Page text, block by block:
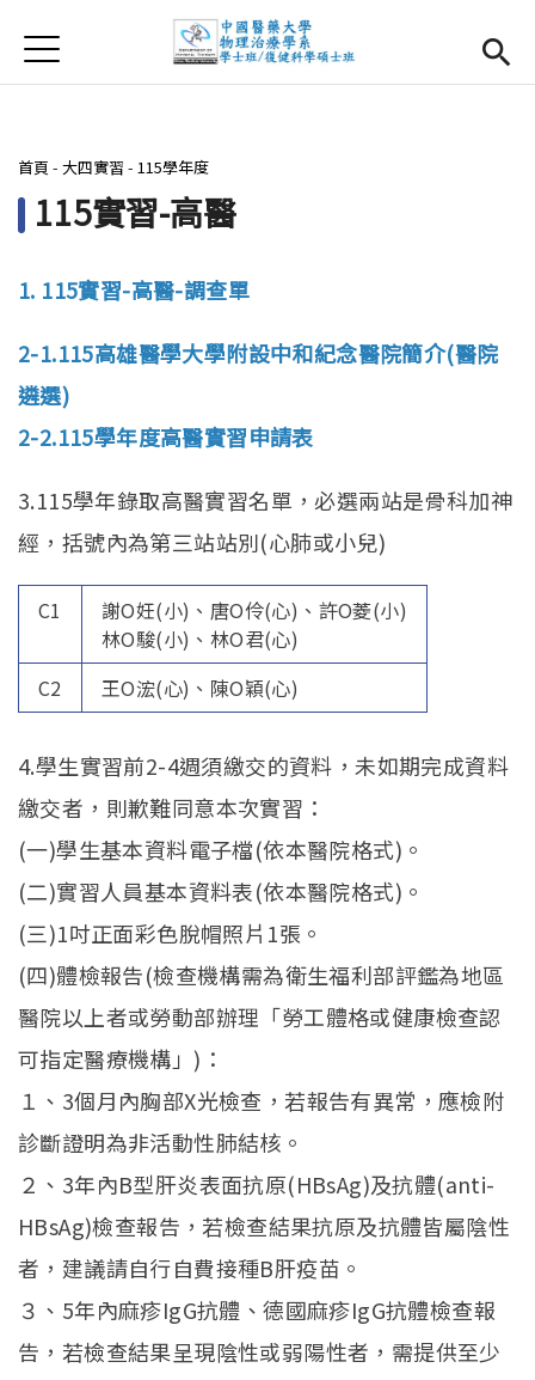
首頁
首頁
系所簡介
Open
大四實習
相關辦法
活動集錦
招生訊息(link is external)
Open
高中生專區
Open
系友回娘家
檔案下載
English
Jump to Navigation
Jump to Main content
您在這裡
首頁 - 大四實習 - 115學年度
115實習-高醫
1. 115實習-高醫-調查單
2-1.115高雄醫學大學附設中和紀念醫院簡介(醫院
遴選)
2-2.115學年度高醫實習申請表
3.115學年錄取高醫實習名單，必選兩站是骨科加神
經，括號內為第三站站別(心肺或小兒)
C1
謝O妊(小)、唐O伶(心)、許O菱(小)
林O駿(小)、林O君(心)
C2
王O浤(心)、陳O穎(心)
4.學生實習前2-4週須繳交的資料，未如期完成資料
繳交者，則歉難同意本次實習：
(一)學生基本資料電子檔(依本醫院格式)。
(二)實習人員基本資料表(依本醫院格式)。
(三)1吋正面彩色脫帽照片1張。
(四)體檢報告(檢查機構需為衛生福利部評鑑為地區
醫院以上者或勞動部辦理「勞工體格或健康檢查認
可指定醫療機構」)：
１、3個月內胸部X光檢查，若報告有異常，應檢附
診斷證明為非活動性肺結核。
２、3年內B型肝炎表面抗原(HBsAg)及抗體(anti-
HBsAg)檢查報告，若檢查結果抗原及抗體皆屬陰性
者，建議請自行自費接種B肝疫苗。
３、5年內麻疹IgG抗體、德國麻疹IgG抗體檢查報
告，若檢查結果呈現陰性或弱陽性者，需提供至少